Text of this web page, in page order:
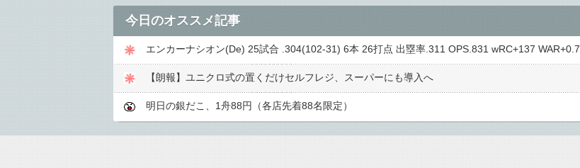
今日のオススメ記事
エンカーナシオン(De) 25試合 .304(102-31) 6本 26打点 出塁率.311 OPS.831 wRC+137 WAR+0.7
【朗報】ユニクロ式の置くだけセルフレジ、スーパーにも導入へ
明日の銀だこ、1舟88円（各店先着88名限定）